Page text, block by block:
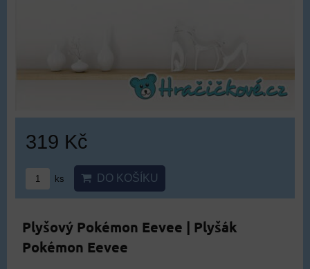
319 Kč
ks DO KOŠÍKU
Plyšový Pokémon Eevee | Plyšák
Pokémon Eevee